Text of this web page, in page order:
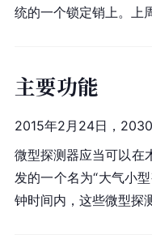
统的一个锁定销上。上
主要功能
2015年2月24日，
微型探测器应当可以
发的一个名为“大气小
钟时间内，这些微型探